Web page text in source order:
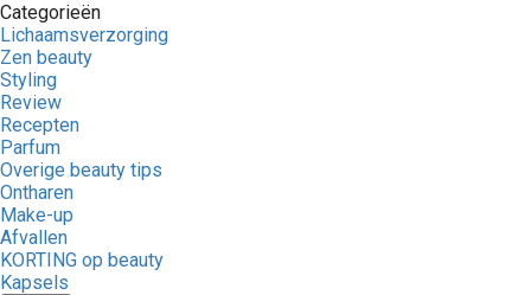
Categorieën
Lichaamsverzorging
Zen beauty
Styling
Review
Recepten
Parfum
Overige beauty tips
Ontharen
Make-up
Afvallen
KORTING op beauty
Kapsels